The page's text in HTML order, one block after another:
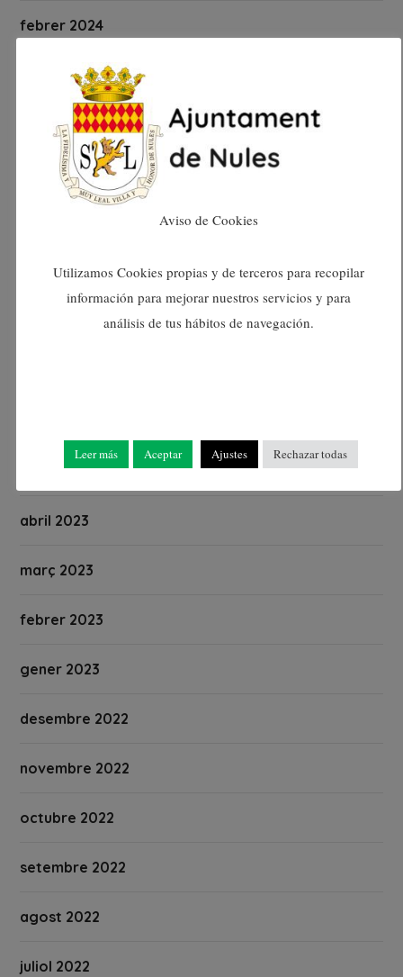
febrer 2024
gener 2024
desembre 2023
novembre 2023
setembre 2023
maig 2023
abril 2023
març 2023
febrer 2023
gener 2023
desembre 2022
novembre 2022
octubre 2022
setembre 2022
agost 2022
juliol 2022
Aviso de Cookies
Utilizamos Cookies propias y de terceros para recopilar
información para mejorar nuestros servicios y para
análisis de tus hábitos de navegación.
Leer más Aceptar Ajustes Rechazar todas